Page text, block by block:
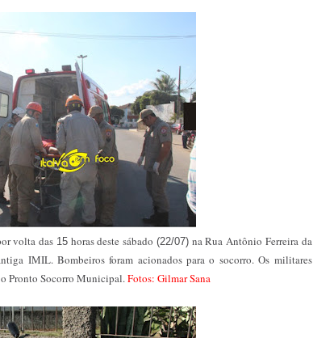
volta das 15horas deste sábado (22/07)na Rua Antônio Ferreira da
IMIL. Bombeiros foram acionados para o socorro. Os militares
o Pronto Socorro Municipal.Fotos: Gilmar Sana